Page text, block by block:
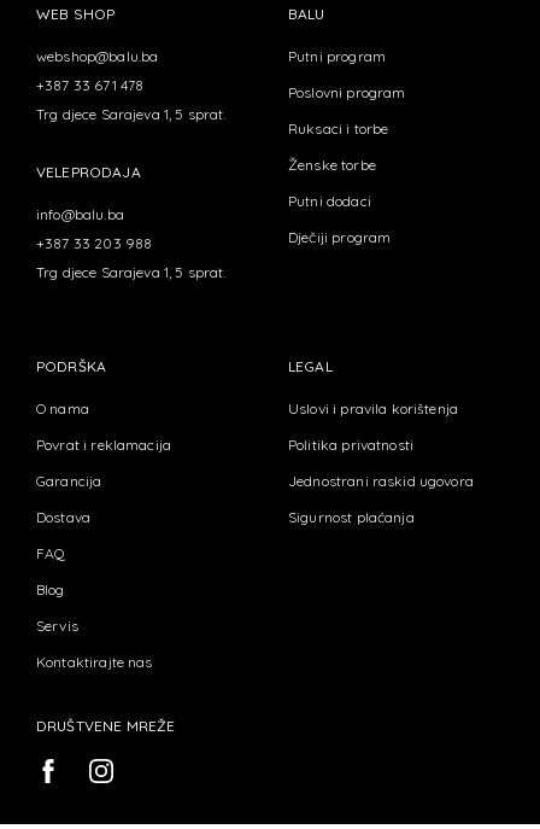
WEB SHOP
webshop@balu.ba
+387 33 671 478
Trg djece Sarajeva 1, 5 sprat.
VELEPRODAJA
info@balu.ba
+387 33 203 988
Trg djece Sarajeva 1, 5 sprat.
BALU
Putni program
Poslovni program
Ruksaci i torbe
Ženske torbe
Putni dodaci
Dječiji program
PODRŠKA
O nama
Povrat i reklamacija
Garancija
Dostava
FAQ
Blog
Servis
Kontaktirajte nas
LEGAL
Uslovi i pravila korištenja
Politika privatnosti
Jednostrani raskid ugovora
Sigurnost plaćanja
DRUŠTVENE MREŽE